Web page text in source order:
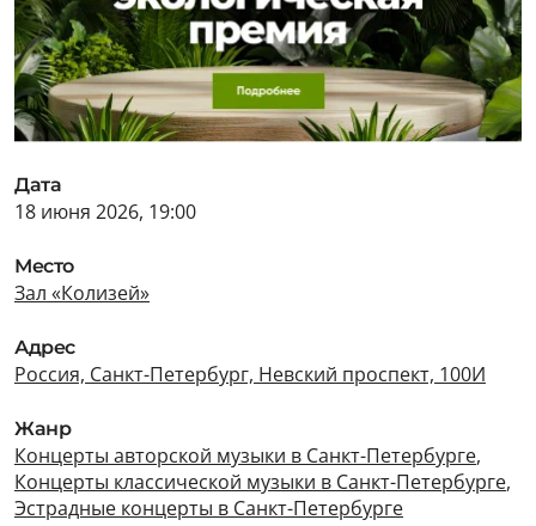
Дата
18 июня 2026, 19:00
Место
Зал «Колизей»
Адрес
Россия, Санкт-Петербург, Невский проспект, 100И
Жанр
Концерты авторской музыки в Санкт-Петербурге,
Концерты классической музыки в Санкт-Петербурге,
Эстрадные концерты в Санкт-Петербурге